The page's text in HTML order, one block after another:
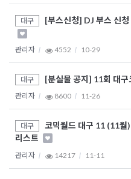
대구 [부스신청] DJ 부스 신
관리자 4552 10-29
대구 [분실물 공지] 11회 대구
관리자 8600 11-26
대구
코믹월드 대구 11 (11월
리스트
관리자 14217 11-11